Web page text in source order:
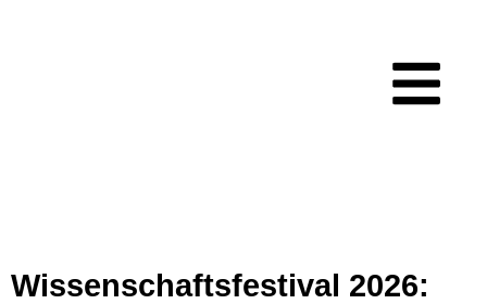
Wissenschaftsfestival 2026: